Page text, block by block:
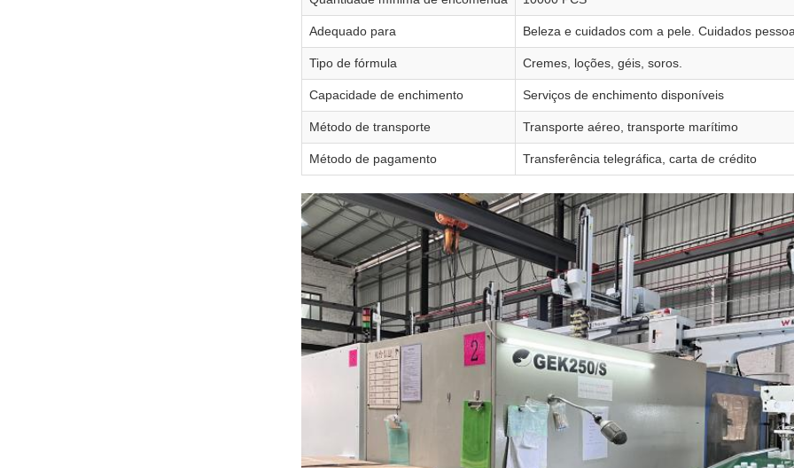
Adequado para Beleza e cuidados com a pele. Cuidados
Tipo de fórmula Cremes, loções, géis, soros.
Capacidade de enchimento Serviços de enchimento disponíveis
Método de transporte Transporte aéreo, transporte marítimo
Método de pagamento Transferência telegráfica, carta de crédito